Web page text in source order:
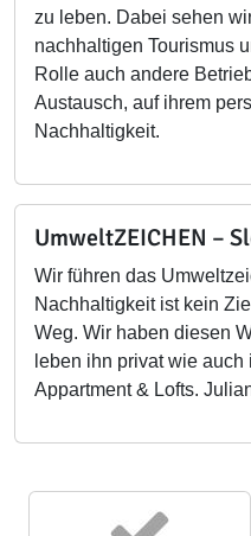
zu leben. Dabei sehen
nachhaltigen Tourismus
Rolle auch andere
Austausch, auf ihrem
Nachhaltigkeit.
UmweltZEICHEN –
Wir führen das
Nachhaltigkeit ist kein
Weg. Wir haben diesen
leben ihn privat wie
Appartment & Lofts.